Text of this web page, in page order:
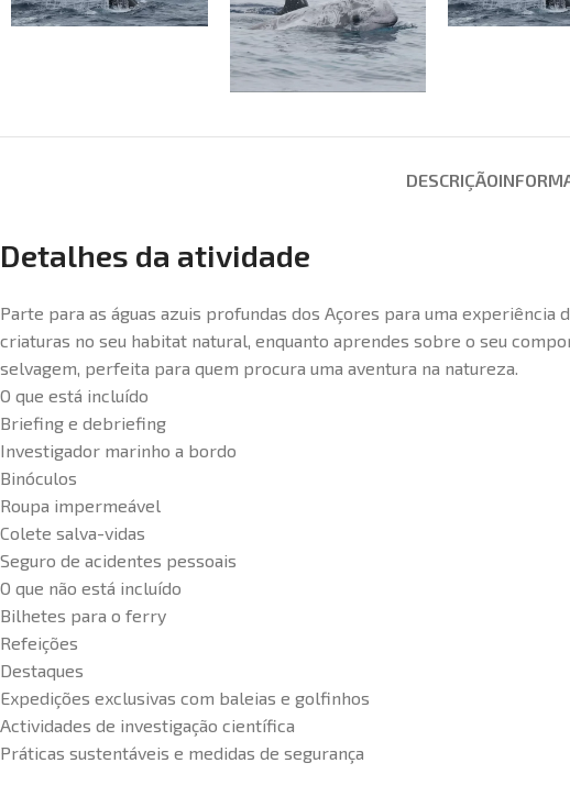
DESCRIÇÃO
Detalhes da atividade
Parte para as águas azuis profundas dos Açores para uma
criaturas no seu habitat natural, enquanto aprendes sobre o seu
selvagem, perfeita para quem procura uma aventura na natureza.
O que está incluído
Briefing e debriefing
Investigador marinho a bordo
Binóculos
Roupa impermeável
Colete salva-vidas
Seguro de acidentes pessoais
O que não está incluído
Bilhetes para o ferry
Refeições
Destaques
Expedições exclusivas com baleias e golfinhos
Actividades de investigação científica
Práticas sustentáveis e medidas de segurança